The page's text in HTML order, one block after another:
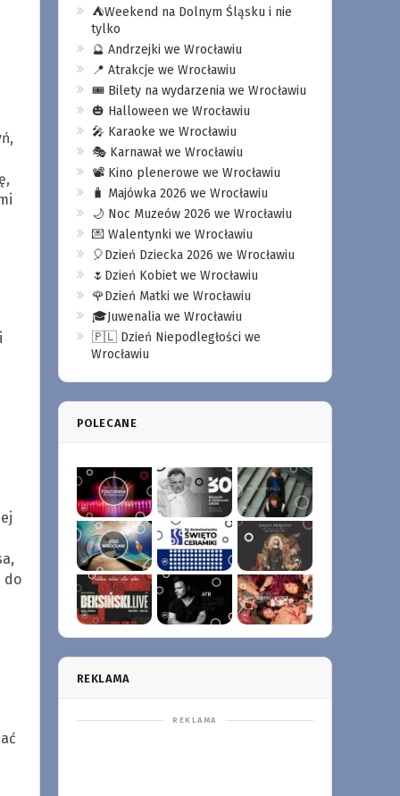
do
⛺️Weekend na Dolnym Śląsku i nie
tylko
🔮 Andrzejki we Wrocławiu
📍 Atrakcje we Wrocławiu
🎟️ Bilety na wydarzenia we Wrocławiu
🎃 Halloween we Wrocławiu
🎤 Karaoke we Wrocławiu
🎭 Karnawał we Wrocławiu
📽️ Kino plenerowe we Wrocławiu
🧳 Majówka 2026 we Wrocławiu
🌙 Noc Muzeów 2026 we Wrocławiu
💌 Walentynki we Wrocławiu
🎈Dzień Dziecka 2026 we Wrocławiu
🌷Dzień Kobiet we Wrocławiu
🌹Dzień Matki we Wrocławiu
🎓Juwenalia we Wrocławiu
🇵🇱 Dzień Niepodległości we
Wrocławiu
POLECANE
REKLAMA